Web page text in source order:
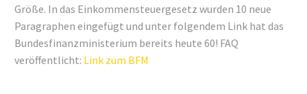
Größe. In das Einkommensteuergesetz wurden 10 neue
Paragraphen eingefügt und unter folgendem Link hat das
Bundesfinanzministerium bereits heute 60! FAQ
veröffentlicht: Link zum BFM